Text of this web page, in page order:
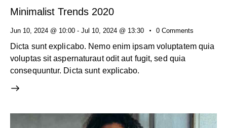
Minimalist Trends 2020
Jun 10, 2024 @ 10:00 - Jul 10, 2024 @ 13:30 0 Comments
Dicta sunt explicabo. Nemo enim ipsam voluptatem quia
voluptas sit aspernaturaut odit aut fugit, sed quia
consequuntur. Dicta sunt explicabo.